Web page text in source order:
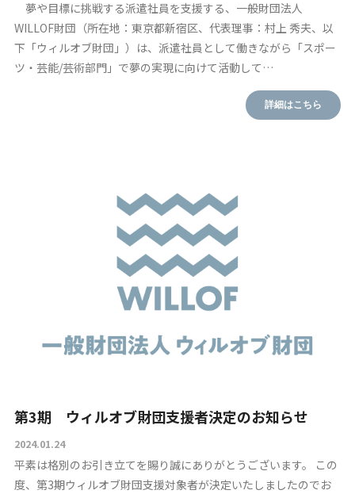
夢や目標に挑戦する派遣社員を支援する、一般財団法人
WILLOF財団（所在地：東京都新宿区、代表理事：村上 秀夫、以
下「ウィルオブ財団」）は、派遣社員として働きながら「スポー
ツ・芸能/芸術部門」で夢の実現に向けて活動して…
詳細はこちら
第3期 ウィルオブ財団支援者決定のお知らせ
2024.01.24
平素は格別のお引き立てを賜り誠にありがとうございます。 この
度、第3期ウィルオブ財団支援対象者が決定いたしましたのでお